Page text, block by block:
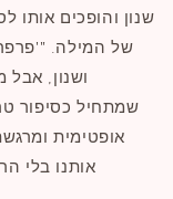
שנון והופכים אותו
של המילה.
ושנון,
שמתחיל כסיפור
אופטימית
אותנו בלי